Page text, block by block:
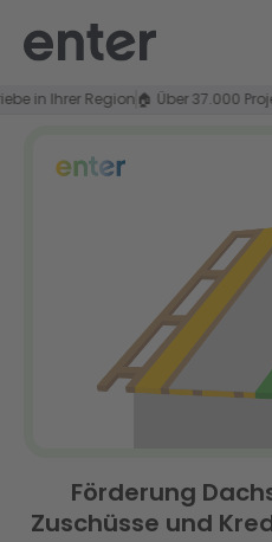
Region🏠 Über 37.000 Projekte
Förderung
Zuschüsse und